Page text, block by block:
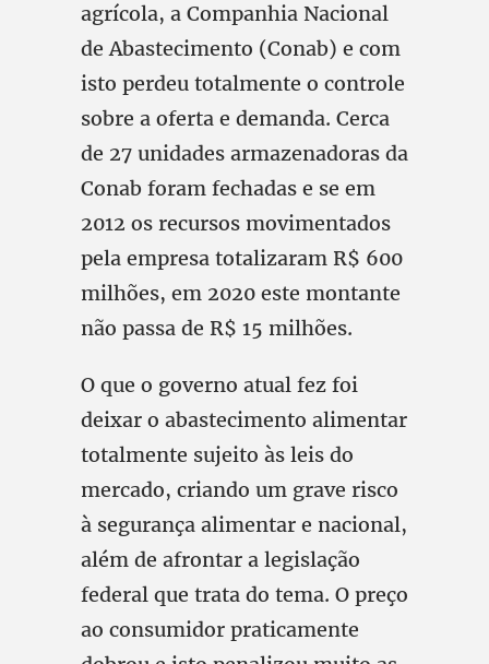
agrícola, a Companhia Nacional
de Abastecimento (Conab) e com
isto perdeu totalmente o controle
sobre a oferta e demanda. Cerca
de 27 unidades armazenadoras da
Conab foram fechadas e se em
2012 os recursos movimentados
pela empresa totalizaram R$ 600
milhões, em 2020 este montante
não passa de R$ 15 milhões.
O que o governo atual fez foi
deixar o abastecimento alimentar
totalmente sujeito às leis do
mercado, criando um grave risco
à segurança alimentar e nacional,
além de afrontar a legislação
federal que trata do tema. O preço
ao consumidor praticamente